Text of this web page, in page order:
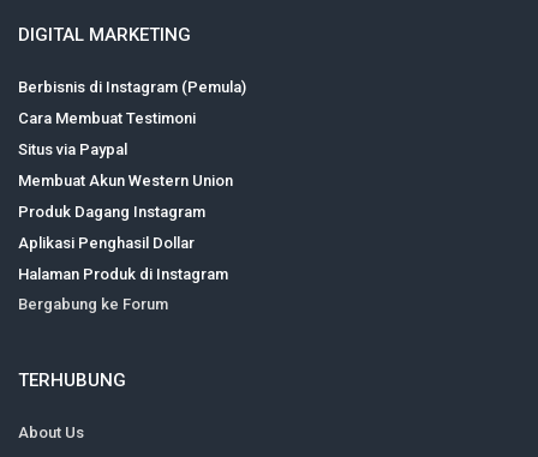
DIGITAL MARKETING
Berbisnis di Instagram (Pemula)
Cara Membuat Testimoni
Situs via Paypal
Membuat Akun Western Union
Produk Dagang Instagram
Aplikasi Penghasil Dollar
Halaman Produk di Instagram
Bergabung ke Forum
TERHUBUNG
About Us